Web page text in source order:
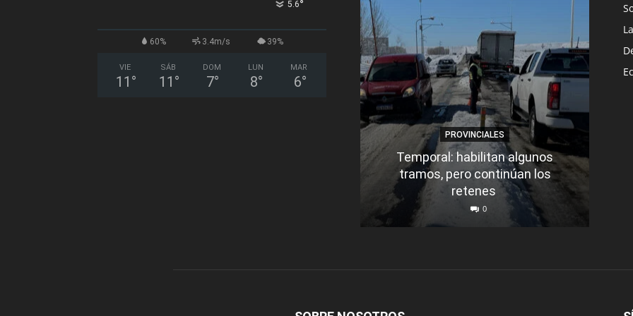
5.6°
60% 3.4m/s 39%
VIE
11 °
SÁB
11 °
DOM
7°
LUN
8°
MAR
6°
PROVINCIALES
Temporal: habilitan algunos
tramos, pero continúan los
retenes
0